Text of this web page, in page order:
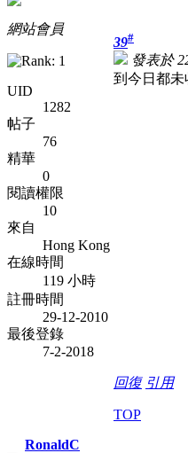
網站會員
UID
1282
帖子
76
精華
0
閱讀權限
10
來自
Hong Kong
在線時間
119 小時
註冊時間
29-12-2010
最後登錄
7-2-2018
39#
發表於
到今日都
回復 引用
TOP
RonaldC